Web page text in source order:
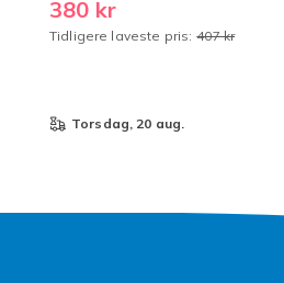
Klistremerkealbum - 50 stk
[Bokssett] x50-pakning
380 kr
Tidligere laveste pris: 407 kr
torsdag, 20 aug.